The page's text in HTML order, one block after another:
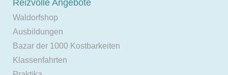
Reizvolle Angebote
Waldorfshop
Ausbildungen
Bazar der 1000 Kostbarkeiten
Klassenfahrten